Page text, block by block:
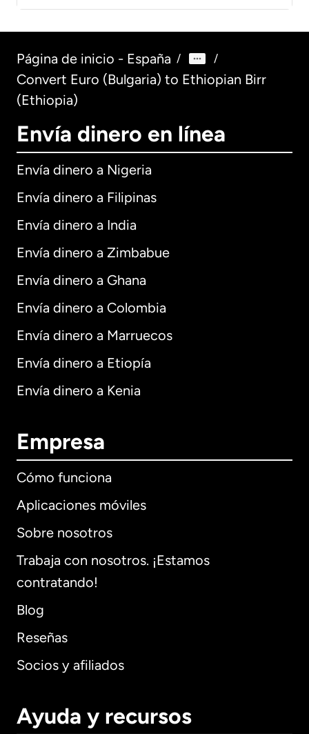
Página de inicio - España / /
Convert Euro (Bulgaria) to Ethiopian Birr
(Ethiopia)
Envía dinero en línea
Envía dinero a Nigeria
Envía dinero a Filipinas
Envía dinero a India
Envía dinero a Zimbabue
Envía dinero a Ghana
Envía dinero a Colombia
Envía dinero a Marruecos
Envía dinero a Etiopía
Envía dinero a Kenia
Empresa
Cómo funciona
Aplicaciones móviles
Sobre nosotros
Trabaja con nosotros. ¡Estamos
contratando!
Blog
Reseñas
Socios y afiliados
Ayuda y recursos